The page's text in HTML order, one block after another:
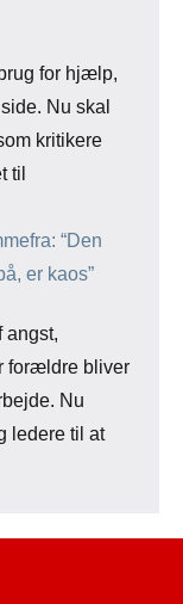
for hjælp,
Nu skal
kritikere
til
“Den
er kaos”
angst,
forældre bliver
Nu
ledere til at